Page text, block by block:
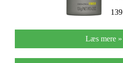
139
Læs mere »